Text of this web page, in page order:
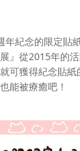
年紀念的限定貼
』從2015年的
可獲得紀念貼紙
能被療癒吧！